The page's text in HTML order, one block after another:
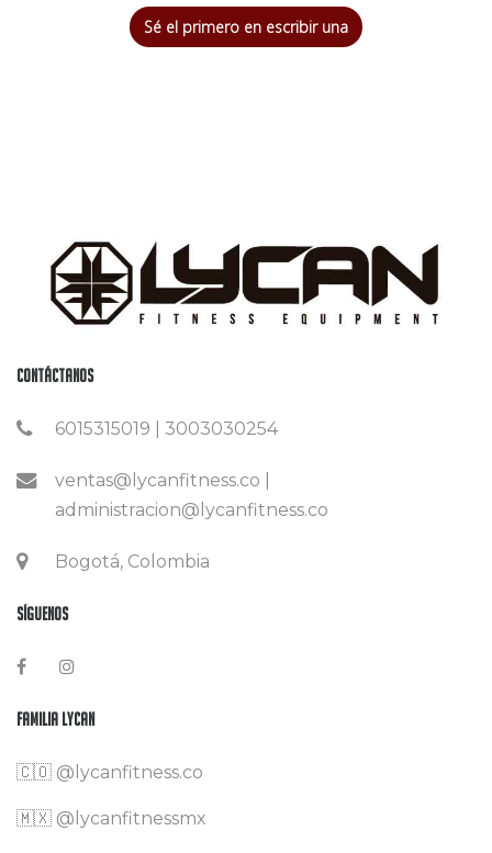
Sé el primero en escribir una
Contáctanos
6015315019 | 3003030254
ventas@lycanfitness.co |
administracion@lycanfitness.co
Bogotá, Colombia
Síguenos
Familia Lycan
🇨🇴 @lycanfitness.co
🇲🇽 @lycanfitnessmx